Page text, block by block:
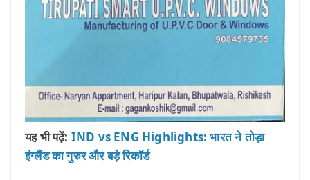
यह भी पढ़ें: IND vs ENG Highlights: भारत ने तोड़ा
इंग्लैंड का गुरुर और बड़े रिकॉर्ड